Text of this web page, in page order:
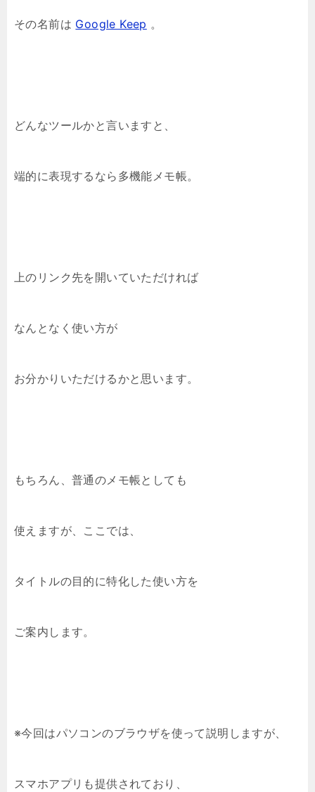
その名前は Google Keep 。
どんなツールかと言いますと、
端的に表現するなら多機能メモ帳。
上のリンク先を開いていただければ
なんとなく使い方が
お分かりいただけるかと思います。
もちろん、普通のメモ帳としても
使えますが、ここでは、
タイトルの目的に特化した使い方を
ご案内します。
※今回はパソコンのブラウザを使って説明しますが、
スマホアプリも提供されており、